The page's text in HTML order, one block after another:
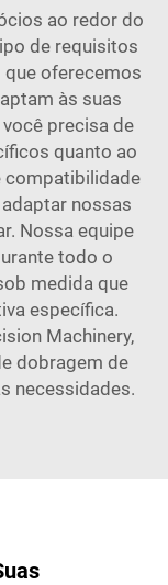
ao redor do
de requisitos
oferecemos
às suas
precisa de
quanto ao
compatibilidade
nossas
Nossa equipe
todo o
medida que
específica.
Machinery,
dobragem de
necessidades.